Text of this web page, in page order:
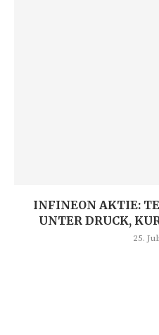
INFINEON AKTIE:
UNTER DRUCK,
25.